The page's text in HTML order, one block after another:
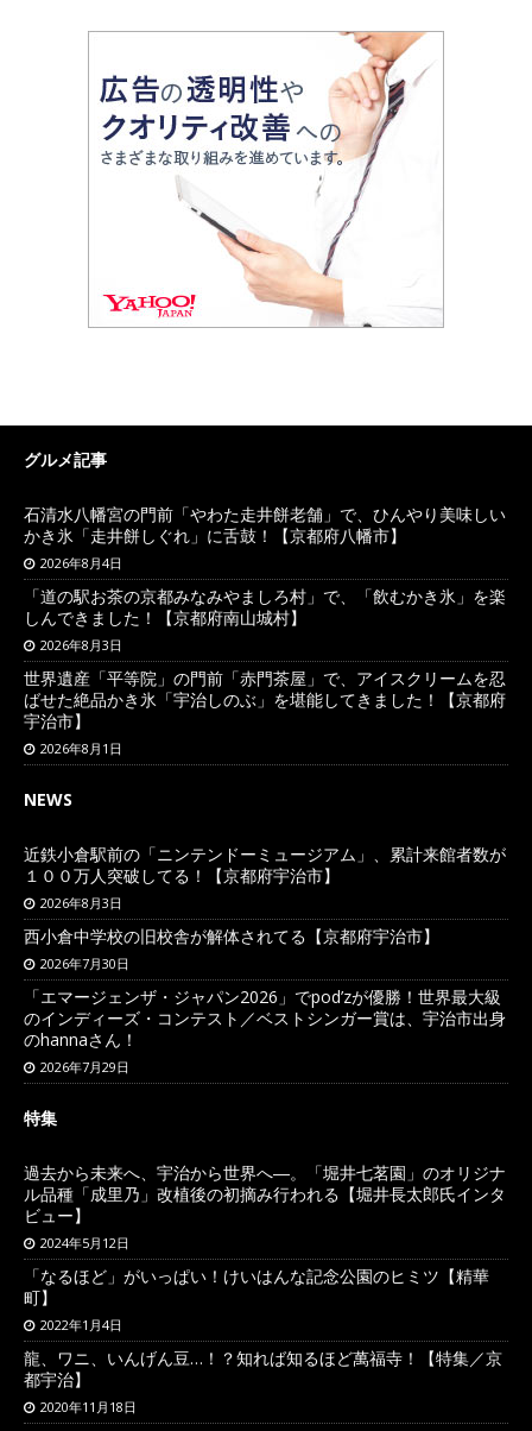
グルメ記事
石清水八幡宮の門前「やわた走井餅老舗」で、ひんやり美味しい
かき氷「走井餅しぐれ」に舌鼓！【京都府八幡市】
2026年8月4日
「道の駅お茶の京都みなみやましろ村」で、「飲むかき氷」を楽
しんできました！【京都府南山城村】
2026年8月3日
世界遺産「平等院」の門前「赤門茶屋」で、アイスクリームを忍
ばせた絶品かき氷「宇治しのぶ」を堪能してきました！【京都府
宇治市】
2026年8月1日
NEWS
近鉄小倉駅前の「ニンテンドーミュージアム」、累計来館者数が
１００万人突破してる！【京都府宇治市】
2026年8月3日
西小倉中学校の旧校舎が解体されてる【京都府宇治市】
2026年7月30日
「エマージェンザ・ジャパン2026」でpod’zが優勝！世界最大級
のインディーズ・コンテスト／ベストシンガー賞は、宇治市出身
のhannaさん！
2026年7月29日
特集
過去から未来へ、宇治から世界へ―。「堀井七茗園」のオリジナ
ル品種「成里乃」改植後の初摘み行われる【堀井長太郎氏インタ
ビュー】
2024年5月12日
「なるほど」がいっぱい！けいはんな記念公園のヒミツ【精華
町】
2022年1月4日
龍、ワニ、いんげん豆…！？知れば知るほど萬福寺！【特集／京
都宇治】
2020年11月18日